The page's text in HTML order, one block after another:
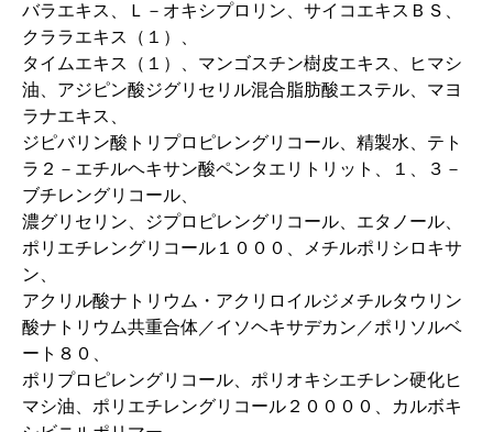
バラエキス、Ｌ－オキシプロリン、サイコエキスＢＳ、
クララエキス（１）、
タイムエキス（１）、マンゴスチン樹皮エキス、ヒマシ
油、アジピン酸ジグリセリル混合脂肪酸エステル、マヨ
ラナエキス、
ジピバリン酸トリプロピレングリコール、精製水、テト
ラ２－エチルヘキサン酸ペンタエリトリット、１、３－
ブチレングリコール、
濃グリセリン、ジプロピレングリコール、エタノール、
ポリエチレングリコール１０００、メチルポリシロキサ
ン、
アクリル酸ナトリウム・アクリロイルジメチルタウリン
酸ナトリウム共重合体／イソヘキサデカン／ポリソルベ
ート８０、
ポリプロピレングリコール、ポリオキシエチレン硬化ヒ
マシ油、ポリエチレングリコール２００００、カルボキ